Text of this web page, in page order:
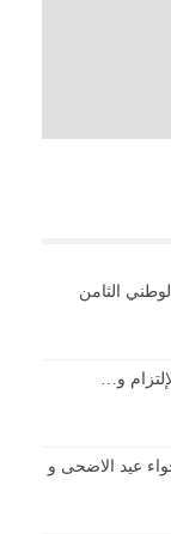
الثامن
و…
عيد الاضحى و